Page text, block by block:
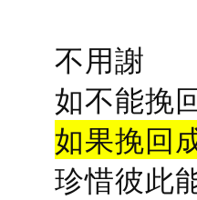
不用謝
如不能挽
如果挽回
珍惜彼此